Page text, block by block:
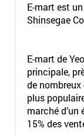
E-mart est
Shinsegae
E-mart de
principale,
de
plus
marché
15% des